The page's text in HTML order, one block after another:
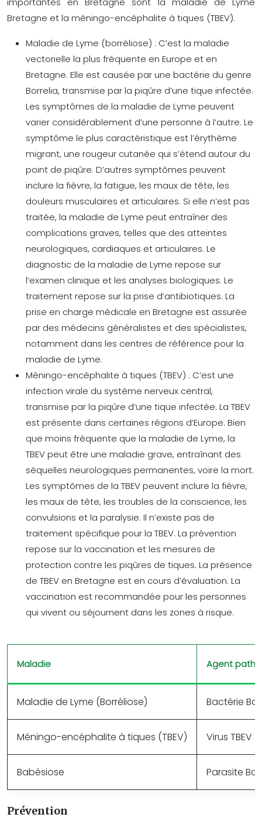
Bretagne et la méningo-encéphalite à tiques (TBEV).
Maladie de Lyme (borréliose) : C’est la maladie
vectorielle la plus fréquente en Europe et en
Bretagne. Elle est causée par une bactérie du genre
Borrelia, transmise par la piqûre d’une tique infectée.
Les symptômes de la maladie de Lyme peuvent
varier considérablement d’une personne à l’autre. Le
symptôme le plus caractéristique est l’érythème
migrant, une rougeur cutanée qui s’étend autour du
point de piqûre. D’autres symptômes peuvent
inclure la fièvre, la fatigue, les maux de tête, les
douleurs musculaires et articulaires. Si elle n’est pas
traitée, la maladie de Lyme peut entraîner des
complications graves, telles que des atteintes
neurologiques, cardiaques et articulaires. Le
diagnostic de la maladie de Lyme repose sur
l’examen clinique et les analyses biologiques. Le
traitement repose sur la prise d’antibiotiques. La
prise en charge médicale en Bretagne est assurée
par des médecins généralistes et des spécialistes,
notamment dans les centres de référence pour la
maladie de Lyme.
Méningo-encéphalite à tiques (TBEV) : C’est une
infection virale du système nerveux central,
transmise par la piqûre d’une tique infectée. La TBEV
est présente dans certaines régions d’Europe. Bien
que moins fréquente que la maladie de Lyme, la
TBEV peut être une maladie grave, entraînant des
séquelles neurologiques permanentes, voire la mort.
Les symptômes de la TBEV peuvent inclure la fièvre,
les maux de tête, les troubles de la conscience, les
convulsions et la paralysie. Il n’existe pas de
traitement spécifique pour la TBEV. La prévention
repose sur la vaccination et les mesures de
protection contre les piqûres de tiques. La présence
de TBEV en Bretagne est en cours d’évaluation. La
vaccination est recommandée pour les personnes
qui vivent ou séjournent dans les zones à risque.
Maladie Agent
Maladie de Lyme (Borréliose) Bactérie
Méningo-encéphalite à tiques (TBEV) Virus TBEV
Babésiose Parasite
Prévention